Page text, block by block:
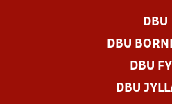
DBU
DBU
DBU
DBU